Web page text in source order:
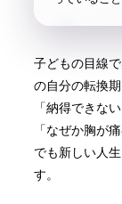
子どもの目線
の自分の転換
「納得できな
「なぜか胸が
でも新しい人
す。